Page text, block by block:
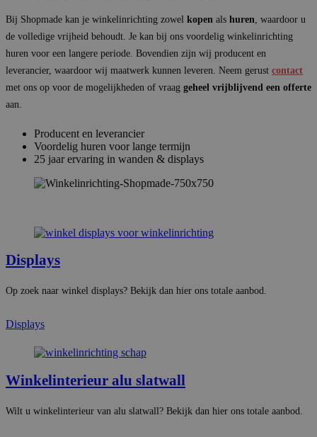
Bij Shopmade kan je winkelinrichting zowel kopen als huren, waardoor u
de volledige vrijheid behoudt. Je kan bij ons voordelig winkelinrichting
huren voor een langere periode. Bovendien zijn wij producent en
leverancier, waardoor wij maatwerk kunnen leveren. Neem gerust contact
met ons op voor de mogelijkheden of vraag geheel vrijblijvend een offerte
aan.
Producent en leverancier
Voordelig huren voor lange termijn
25 jaar ervaring in wanden & displays
Displays
Op zoek naar winkel displays? Bekijk dan hier ons totale aanbod.
Displays
Winkelinterieur alu slatwall
Wilt u winkelinterieur van alu slatwall? Bekijk dan hier ons totale aanbod.